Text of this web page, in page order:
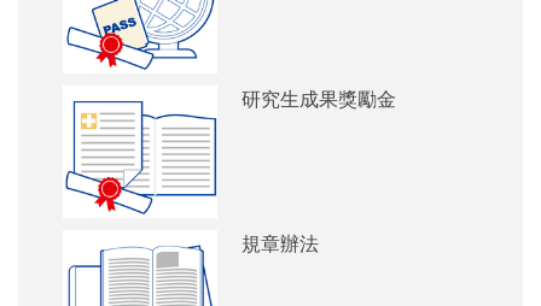
研究生成果獎勵金
規章辦法